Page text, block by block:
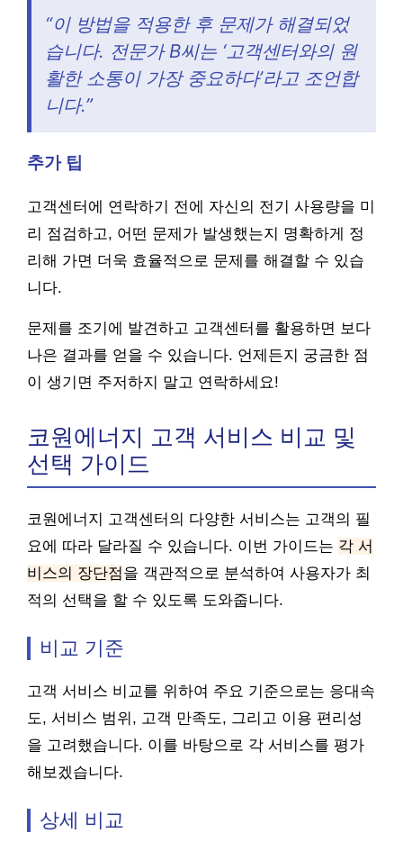
“이 방법을 적용한 후 문제가 해결되었
습니다. 전문가 B씨는 ‘고객센터와의 원
활한 소통이 가장 중요하다’라고 조언합
니다.”
추가 팁
고객센터에 연락하기 전에 자신의 전기 사용량을 미
리 점검하고, 어떤 문제가 발생했는지 명확하게 정
리해 가면 더욱 효율적으로 문제를 해결할 수 있습
니다.
문제를 조기에 발견하고 고객센터를 활용하면 보다
나은 결과를 얻을 수 있습니다. 언제든지 궁금한 점
이 생기면 주저하지 말고 연락하세요!
코원에너지 고객 서비스 비교 및
선택 가이드
코원에너지 고객센터의 다양한 서비스는 고객의 필
요에 따라 달라질 수 있습니다. 이번 가이드는 각 서
비스의 장단점을 객관적으로 분석하여 사용자가 최
적의 선택을 할 수 있도록 도와줍니다.
비교 기준
고객 서비스 비교를 위하여 주요 기준으로는 응대속
도, 서비스 범위, 고객 만족도, 그리고 이용 편리성
을 고려했습니다. 이를 바탕으로 각 서비스를 평가
해보겠습니다.
상세 비교